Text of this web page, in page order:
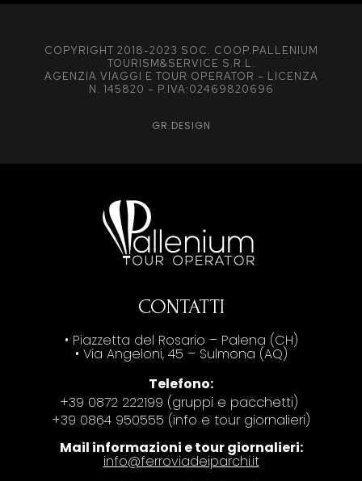
COPYRIGHT 2018-2023 SOC. COOP.PALLENIUM
TOURISM&SERVICE S.R.L.
AGENZIA VIAGGI E TOUR OPERATOR – LICENZA
N. 145820 – P.IVA:02469820696
GR.DESIGN
CONTATTI
• Piazzetta del Rosario – Palena (CH)
• Via Angeloni, 45 – Sulmona (AQ)
Telefono:
+39 0872 222199 (gruppi e pacchetti)
+39 0864 950555 (info e tour giornalieri)
Mail informazioni e tour giornalieri:
info@ferroviadeiparchi.it